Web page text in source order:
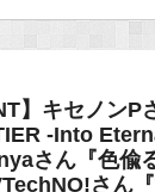
】キセノンP
-Into
さん『色偸
さん